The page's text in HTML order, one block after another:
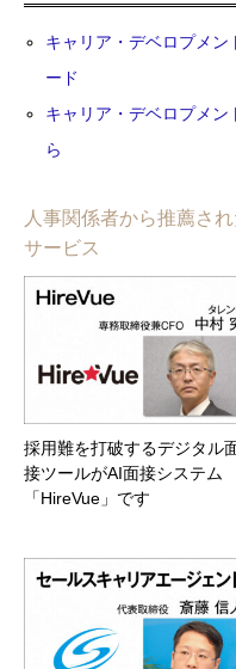
キャリア・デベロプメン
ード
キャリア・デベロプメ
ら
人事関係者から推薦さ
サービス
採用難を打破するデジタル
接ツールがAI面接システム
「HireVue」です